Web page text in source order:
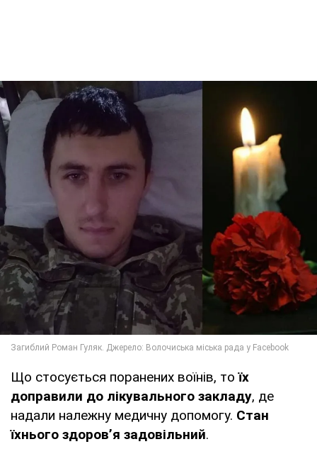
Що стосується поранених воїнів, тоїх
доправили до лікувального закладу, де
надали належну медичну допомогу. Стан
їхнього здоров’я задовільний.